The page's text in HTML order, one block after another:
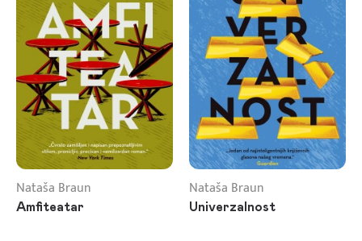
Nataša Braun
Amfiteatar
Nataša Braun
Univerzalnost